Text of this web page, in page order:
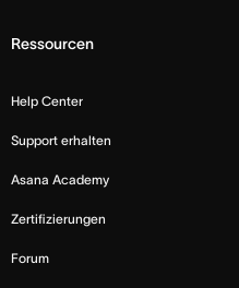
Ressourcen
Help Center
Support erhalten
Asana Academy
Zertifizierungen
Forum